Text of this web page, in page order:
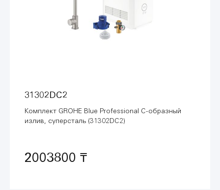
31302DC2
Комплект GROHE Blue Professional C-образный
излив, суперсталь (31302DC2)
2003800 ₸